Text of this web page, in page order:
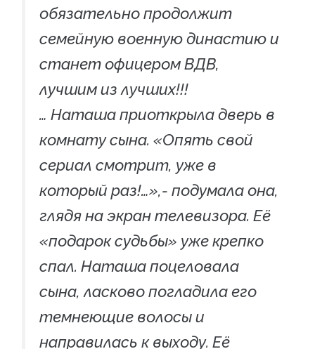
обязательно продолжит
семейную военную династию и
станет офицером ВДВ,
лучшим из лучших!!!
… Наташа приоткрыла дверь в
комнату сына. «Опять свой
сериал смотрит, уже в
который раз!…»,- подумала она,
глядя на экран телевизора. Её
«подарок судьбы» уже крепко
спал. Наташа поцеловала
сына, ласково погладила его
темнеющие волосы и
направилась к выходу. Её